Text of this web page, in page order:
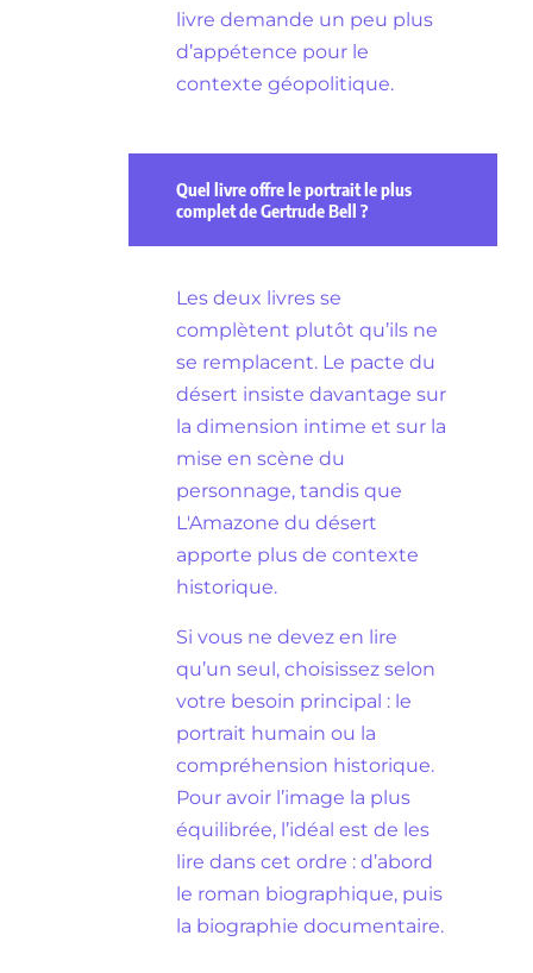
livre demande un peu plus
d’appétence pour le
contexte géopolitique.
Quel livre offre le portrait le plus
complet de Gertrude Bell ?
Les deux livres se
complètent plutôt qu’ils ne
se remplacent. Le pacte du
désert insiste davantage sur
la dimension intime et sur la
mise en scène du
personnage, tandis que
L'Amazone du désert
apporte plus de contexte
historique.
Si vous ne devez en lire
qu’un seul, choisissez selon
votre besoin principal : le
portrait humain ou la
compréhension historique.
Pour avoir l’image la plus
équilibrée, l’idéal est de les
lire dans cet ordre : d’abord
le roman biographique, puis
la biographie documentaire.